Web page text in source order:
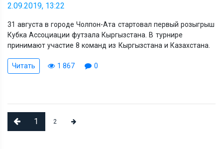
2.09.2019, 13:22
31 августа в городе Чолпон-Ата стартовал первый розыгрыш
Кубка Ассоциации футзала Кыргызстана. В турнире
принимают участие 8 команд из Кыргызстана и Казахстана.
Читать 1 867 0
1 2